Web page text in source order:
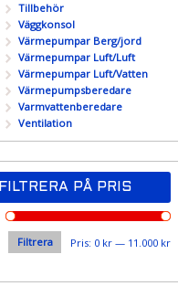
Tillbehör
Väggkonsol
Värmepumpar Berg/jord
Värmepumpar Luft/Luft
Värmepumpar Luft/Vatten
Värmepumpsberedare
Varmvattenberedare
Ventilation
FILTRERA PÅ PRIS
Filtrera Pris: 0 kr— 11.000 kr